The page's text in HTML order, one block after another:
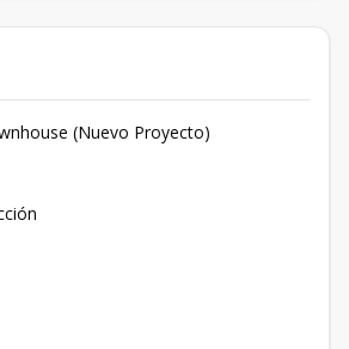
(Nuevo Proyecto)